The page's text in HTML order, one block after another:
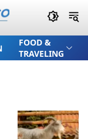
FOOD &
TRAVELING